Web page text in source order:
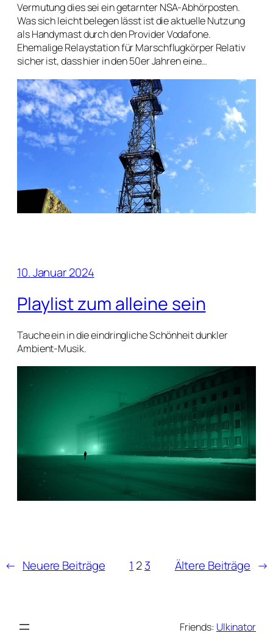
Vermutung dies sei ein getarnter NSA-Abhörposten.
Was sich leicht belegen lässt ist die aktuelle Nutzung
als Handymast durch den Provider Vodafone.
Ehemalige Relaystation für Marschflugkörper Relativ
sicher ist, dass hier in den 50er Jahren eine…
10. Januar 2024
Playlist zum alleine sein
Tauche ein in die eindringliche Schönheit dunkler
Ambient-Musik.
← Neuere Beiträge 1 23 Ältere Beiträge →
Friends: Ulkinator